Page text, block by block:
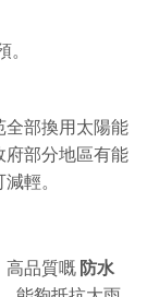
全部換用太陽能
府部分地區有能
輕。
高品質嘅 防水